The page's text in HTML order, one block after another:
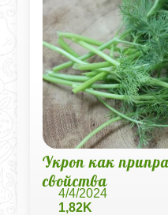
Укроп как
свойства
4/4/2024
1,82K